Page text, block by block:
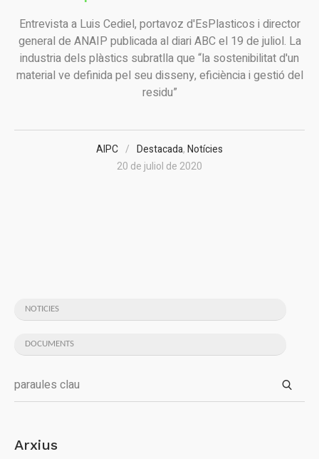
Entrevista a Luis Cediel, portavoz d'EsPlasticos i director
general de ANAIP publicada al diari ABC el 19 de juliol. La
industria dels plàstics subratlla que “la sostenibilitat d'un
material ve definida pel seu disseny, eficiència i gestió del
residu”
AIPC Destacada,Notícies
20 de juliol de 2020
NOTICIES
DOCUMENTS
Arxius